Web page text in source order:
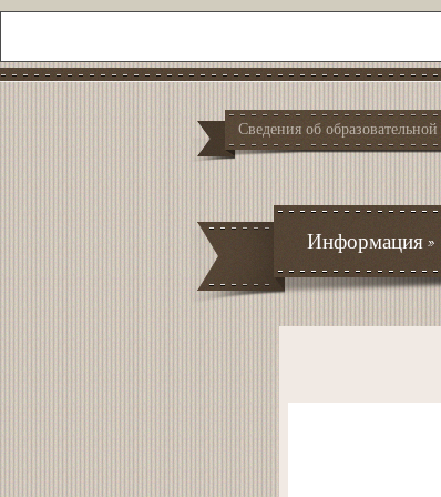
Сведения об
Информация»